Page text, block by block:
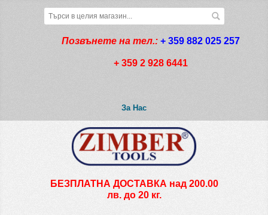
Позвънете на тел.: + 359 882 025 257
+ 359 2 928 6441
За Нас
БЕЗПЛАТНА ДОСТАВКА над 200.00
лв. до 20 кг.